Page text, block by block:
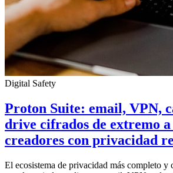
Digital Safety
Proton Suite: email, VPN,
drive cifrados de extremo
creadores con privacidad
El ecosistema de privacidad más completo y